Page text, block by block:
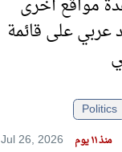
مواقع أخرى
عربي على قائمة
Politics
Jul 26, 2026
منذ ١١ يوم